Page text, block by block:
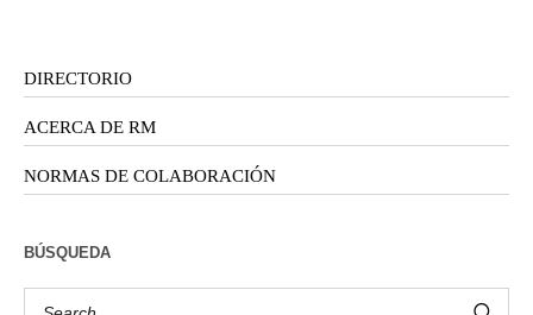
DIRECTORIO
ACERCA DE RM
NORMAS DE COLABORACIÓN
BÚSQUEDA